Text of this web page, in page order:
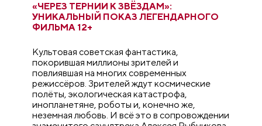
«ЧЕРЕЗ ТЕРНИИ К ЗВЁЗДАМ»:
УНИКАЛЬНЫЙ ПОКАЗ ЛЕГЕНДАРНОГО
ФИЛЬМА 12+
Культовая советская фантастика,
покорившая миллионы зрителей и
повлиявшая на многих современных
режиссёров. Зрителей ждут космические
полёты, экологическая катастрофа,
инопланетяне, роботы и, конечно же,
неземная любовь. И всё это в сопровождении